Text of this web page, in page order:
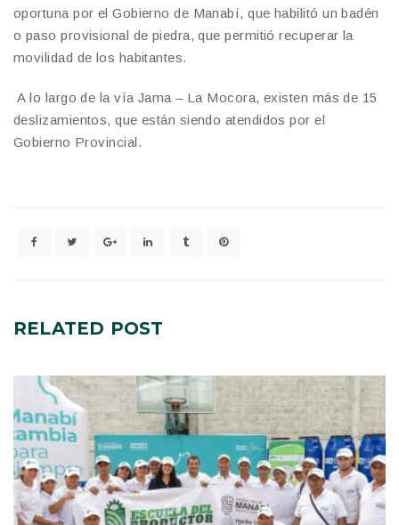
oportuna por el Gobierno de Manabí, que habilitó un badén
o paso provisional de piedra, que permitió recuperar la
movilidad de los habitantes.
A lo largo de la vía Jama – La Mocora, existen más de 15
deslizamientos, que están siendo atendidos por el
Gobierno Provincial.
RELATED POST